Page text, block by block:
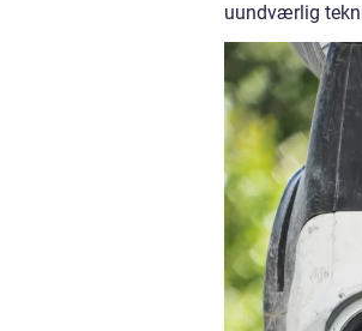
uundværlig